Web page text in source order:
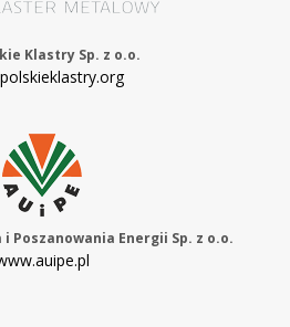
Klastry Sp. z o.o.
Poszanowania Energii Sp. z o.o.